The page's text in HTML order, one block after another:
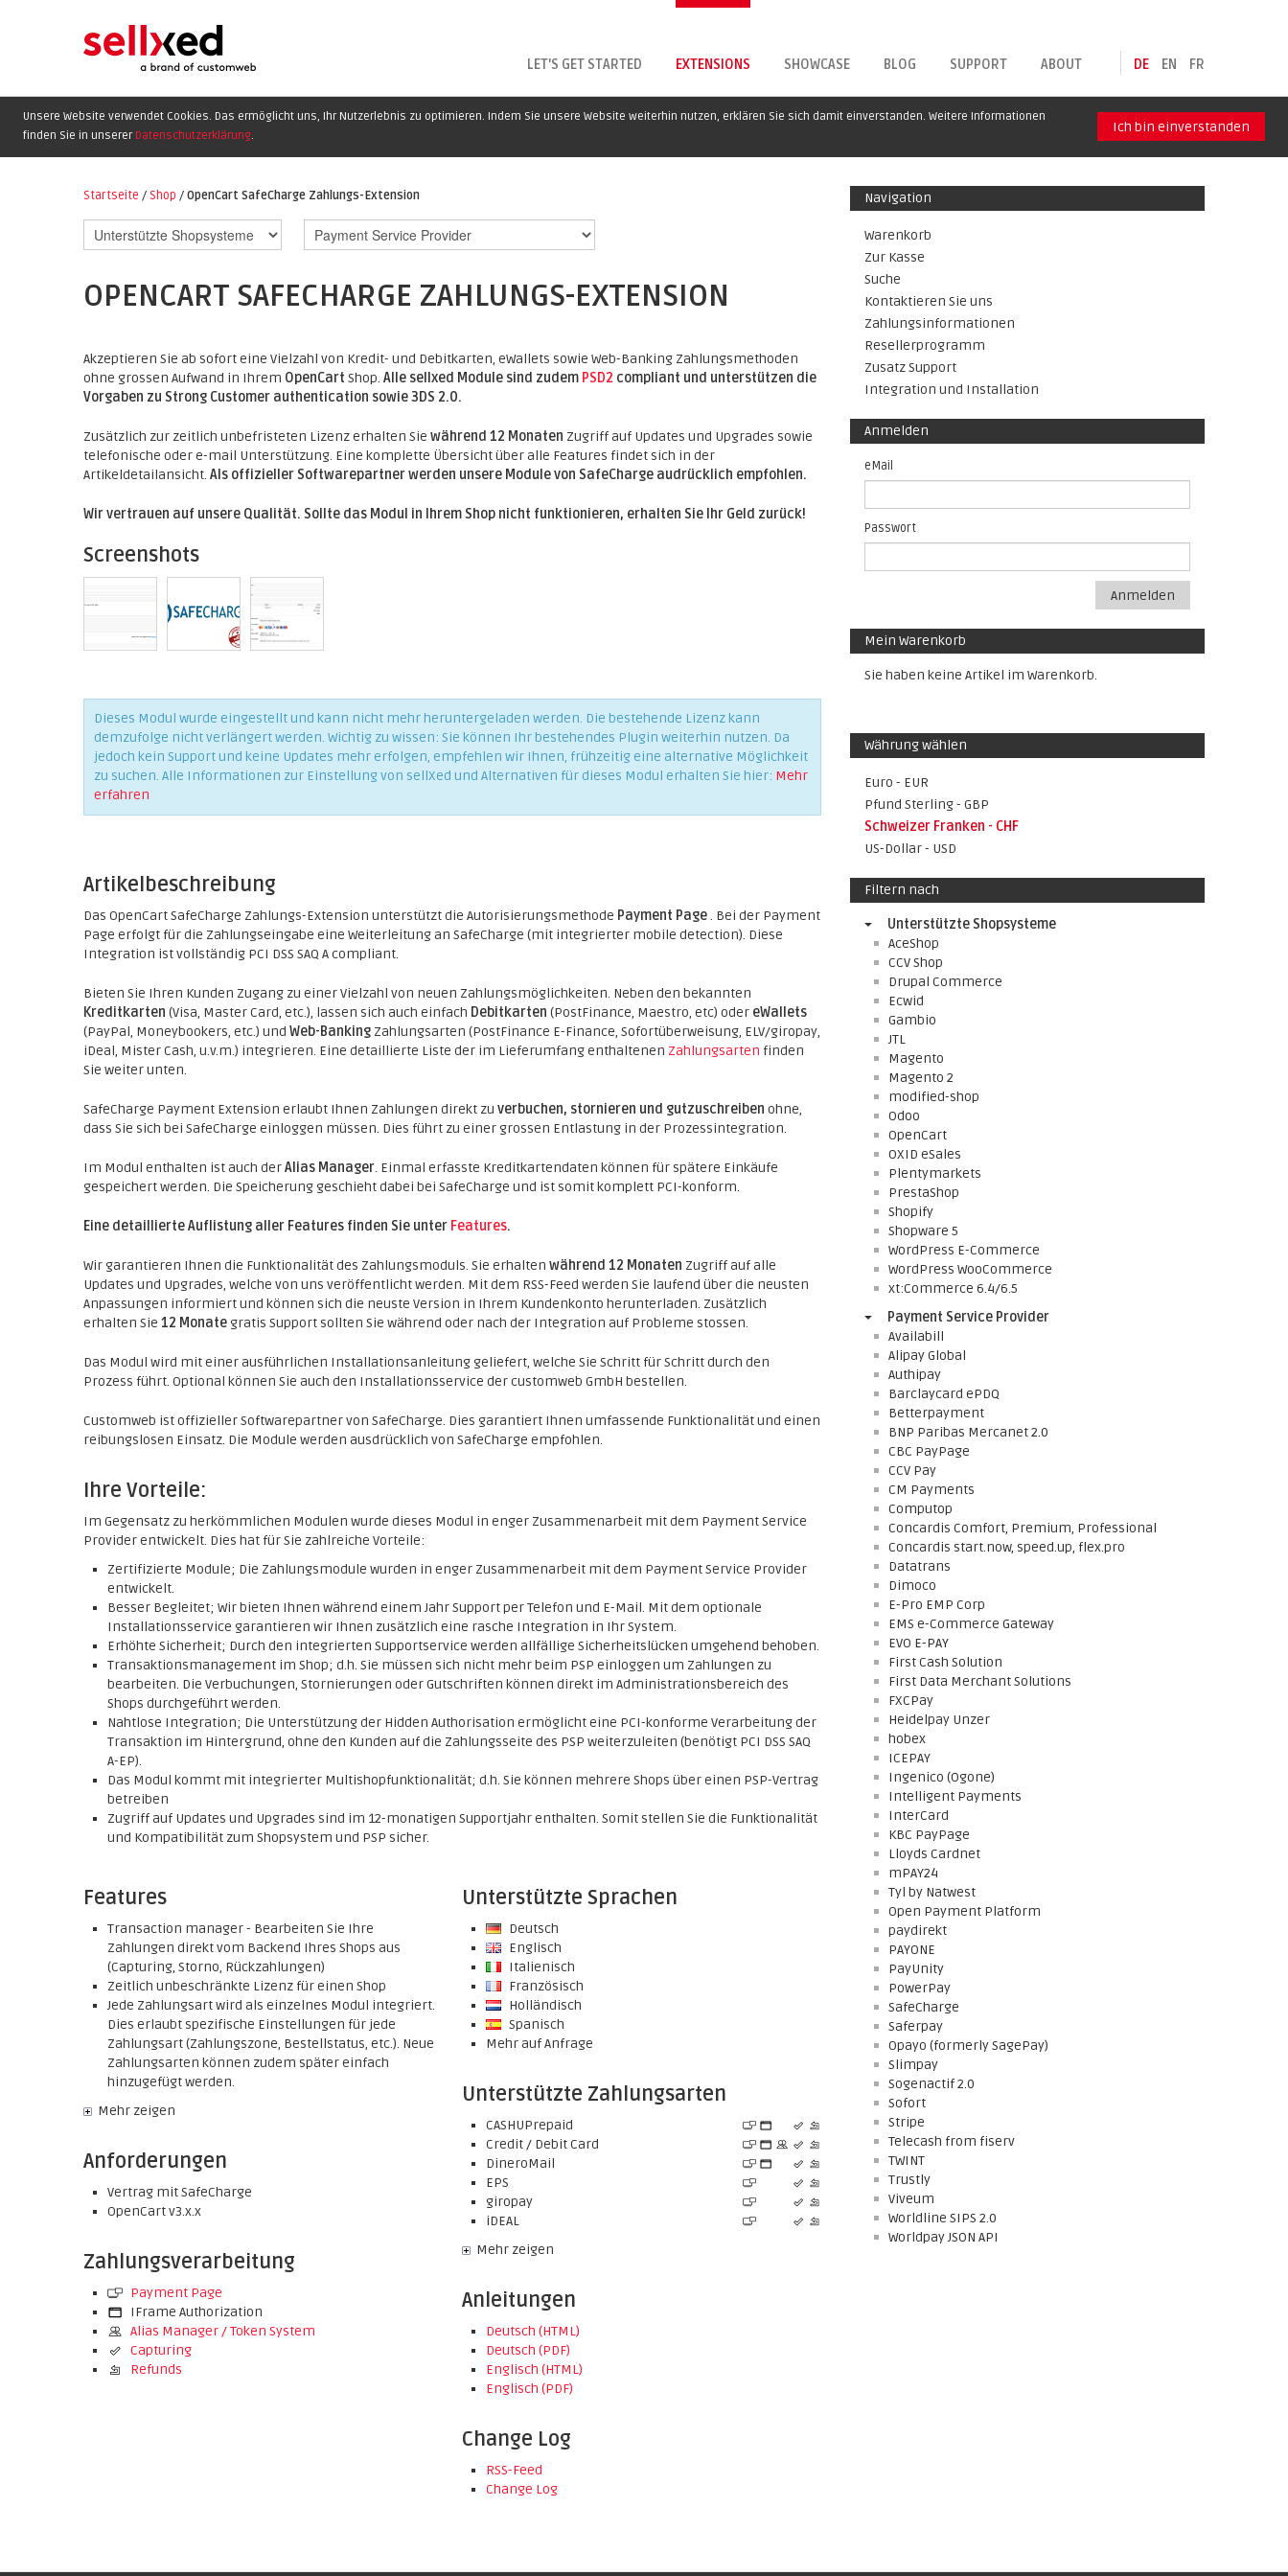
DE EN FR
LET'S GET STARTED EXTENSIONS SHOWCASE BLOG SUPPORT ABOUT
Unsere Website verwendet Cookies. Das ermöglicht uns, Ihr Nutzerlebnis zu optimieren. Indem Sie unsere Website weiterhin nutzen, erklären Sie sich damit einverstanden. Weitere Informationen
finden Sie in unserer Datenschutzerklärung.
Ich bin einverstanden
Startseite / Shop /OpenCart SafeCharge Zahlungs-Extension
OPENCART SAFECHARGE ZAHLUNGS-EXTENSION
Akzeptieren Sie ab sofort eine Vielzahl von Kredit- und Debitkarten, eWallets sowie Web-Banking Zahlungsmethoden
ohne grossen Aufwand in Ihrem OpenCart Shop. Alle sellxed Module sind zudem PSD2 compliant und unterstützen die
Vorgaben zu Strong Customer authentication sowie 3DS 2.0.
Zusätzlich zur zeitlich unbefristeten Lizenz erhalten Sie während 12 Monaten Zugriff auf Updates und Upgrades sowie
telefonische oder e-mail Unterstützung. Eine komplette Übersicht über alle Features findet sich in der
Artikeldetailansicht. Als offizieller Softwarepartner werden unsere Module von SafeCharge audrücklich empfohlen.
Wir vertrauen auf unsere Qualität. Sollte das Modul in Ihrem Shop nicht funktionieren, erhalten Sie Ihr Geld zurück!
Screenshots
Dieses Modul wurde eingestellt und kann nicht mehr heruntergeladen werden. Die bestehende Lizenz kann
demzufolge nicht verlängert werden. Wichtig zu wissen: Sie können Ihr bestehendes Plugin weiterhin nutzen. Da
jedoch kein Support und keine Updates mehr erfolgen, empfehlen wir Ihnen, frühzeitig eine alternative Möglichkeit
zu suchen. Alle Informationen zur Einstellung von sellXed und Alternativen für dieses Modul erhalten Sie hier: Mehr
erfahren
Artikelbeschreibung
Das OpenCart SafeCharge Zahlungs-Extension unterstützt die Autorisierungsmethode Payment Page. Bei der Payment
Page erfolgt für die Zahlungseingabe eine Weiterleitung an SafeCharge (mit integrierter mobile detection). Diese
Integration ist vollständig PCI DSS SAQ A compliant.
Bieten Sie Ihren Kunden Zugang zu einer Vielzahl von neuen Zahlungsmöglichkeiten. Neben den bekannten
Kreditkarten (Visa, Master Card, etc.), lassen sich auch einfach Debitkarten (PostFinance, Maestro, etc) oder eWallets
(PayPal, Moneybookers, etc.) und Web-Banking Zahlungsarten (PostFinance E-Finance, Sofortüberweisung, ELV/giropay,
iDeal, Mister Cash, u.v.m.) integrieren. Eine detaillierte Liste der im Lieferumfang enthaltenen Zahlungsarten finden
Sie weiter unten.
SafeCharge Payment Extension erlaubt Ihnen Zahlungen direkt zu verbuchen, stornieren und gutzuschreiben ohne,
dass Sie sich bei SafeCharge einloggen müssen. Dies führt zu einer grossen Entlastung in der Prozessintegration.
Im Modul enthalten ist auch derAlias Manager. Einmal erfasste Kreditkartendaten können für spätere Einkäufe
gespeichert werden. Die Speicherung geschieht dabei bei SafeCharge und ist somit komplett PCI-konform.
Eine detaillierte Auflistung aller Features finden Sie unter Features.
Wir garantieren Ihnen die Funktionalität des Zahlungsmoduls. Sie erhalten während 12 Monaten Zugriff auf alle
Updates und Upgrades, welche von uns veröffentlicht werden. Mit dem RSS-Feed werden Sie laufend über die neusten
Anpassungen informiert und können sich die neuste Version in Ihrem Kundenkonto herunterladen. Zusätzlich
erhalten Sie 12 Monategratis Support sollten Sie während oder nach der Integration auf Probleme stossen.
Das Modul wird mit einer ausführlichen Installationsanleitung geliefert, welche Sie Schritt für Schritt durch den
Prozess führt. Optional können Sie auch den Installationsservice der customweb GmbH bestellen.
Customweb ist offizieller Softwarepartner von SafeCharge. Dies garantiert Ihnen umfassende Funktionalität und einen
reibungslosen Einsatz. Die Module werden ausdrücklich von SafeCharge empfohlen.
Ihre Vorteile:
Im Gegensatz zu herkömmlichen Modulen wurde dieses Modul in enger Zusammenarbeit mit dem Payment Service
Provider entwickelt. Dies hat für Sie zahlreiche Vorteile:
Zertifizierte Module; Die Zahlungsmodule wurden in enger Zusammenarbeit mit dem Payment Service Provider
entwickelt.
Besser Begleitet; Wir bieten Ihnen während einem Jahr Support per Telefon und E-Mail. Mit dem optionale
Installationsservice garantieren wir Ihnen zusätzlich eine rasche Integration in Ihr System.
Erhöhte Sicherheit; Durch den integrierten Supportservice werden allfällige Sicherheitslücken umgehend behoben.
Transaktionsmanagement im Shop; d.h. Sie müssen sich nicht mehr beim PSP einloggen um Zahlungen zu
bearbeiten. Die Verbuchungen, Stornierungen oder Gutschriften können direkt im Administrationsbereich des
Shops durchgeführt werden.
Nahtlose Integration; Die Unterstützung der Hidden Authorisation ermöglicht eine PCI-konforme Verarbeitung der
Transaktion im Hintergrund, ohne den Kunden auf die Zahlungsseite des PSP weiterzuleiten (benötigt PCI DSS SAQ
A-EP).
Das Modul kommt mit integrierter Multishopfunktionalität; d.h. Sie können mehrere Shops über einen PSP-Vertrag
betreiben
Zugriff auf Updates und Upgrades sind im 12-monatigen Supportjahr enthalten. Somit stellen Sie die Funktionalität
und Kompatibilität zum Shopsystem und PSP sicher.
Features
Transaction manager - Bearbeiten Sie Ihre
Zahlungen direkt vom Backend Ihres Shops aus
(Capturing, Storno, Rückzahlungen)
Zeitlich unbeschränkte Lizenz für einen Shop
Jede Zahlungsart wird als einzelnes Modul integriert.
Dies erlaubt spezifische Einstellungen für jede
Zahlungsart (Zahlungszone, Bestellstatus, etc.). Neue
Zahlungsarten können zudem später einfach
hinzugefügt werden.
Mehr zeigen
Anforderungen
Vertrag mit SafeCharge
OpenCart v3.x.x
Zahlungsverarbeitung
Payment Page
IFrame Authorization
Alias Manager / Token System
Capturing
Refunds
Unterstützte Sprachen
Deutsch
Englisch
Italienisch
Französisch
Holländisch
Spanisch
Mehr auf Anfrage
Unterstützte Zahlungsarten
CASHUPrepaid
Credit / Debit Card
DineroMail
EPS
giropay
iDEAL
Mehr zeigen
Anleitungen
Deutsch (HTML)
Deutsch (PDF)
Englisch (HTML)
Englisch (PDF)
Change Log
RSS-Feed
Change Log
Navigation
Warenkorb
Zur Kasse
Suche
Kontaktieren Sie uns
Zahlungsinformationen
Resellerprogramm
Zusatz Support
Integration und Installation
Anmelden
eMail
Passwort
Anmelden
Mein Warenkorb
Sie haben keine Artikel im Warenkorb.
Währung wählen
Euro - EUR
Pfund Sterling - GBP
Schweizer Franken - CHF
US-Dollar - USD
Filtern nach
Unterstützte Shopsysteme
AceShop
CCV Shop
Drupal Commerce
Ecwid
Gambio
JTL
Magento
Magento 2
modified-shop
Odoo
OpenCart
OXID eSales
Plentymarkets
PrestaShop
Shopify
Shopware 5
WordPress E-Commerce
WordPress WooCommerce
xt:Commerce 6.4/6.5
Payment Service Provider
Availabill
Alipay Global
Authipay
Barclaycard ePDQ
Betterpayment
BNP Paribas Mercanet 2.0
CBC PayPage
CCV Pay
CM Payments
Computop
Concardis Comfort, Premium, Professional
Concardis start.now, speed.up, flex.pro
Datatrans
Dimoco
E-Pro EMP Corp
EMS e-Commerce Gateway
EVO E-PAY
First Cash Solution
First Data Merchant Solutions
FXCPay
Heidelpay Unzer
hobex
ICEPAY
Ingenico (Ogone)
Intelligent Payments
InterCard
KBC PayPage
Lloyds Cardnet
mPAY24
Tyl by Natwest
Open Payment Platform
paydirekt
PAYONE
PayUnity
PowerPay
SafeCharge
Saferpay
Opayo (formerly SagePay)
Slimpay
Sogenactif 2.0
Sofort
Stripe
Telecash from fiserv
TWINT
Trustly
Viveum
Worldline SIPS 2.0
Worldpay JSON API